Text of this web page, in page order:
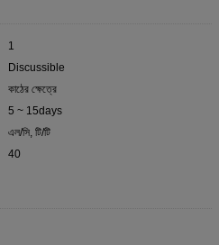
1
Discussible
কাঠের ক্ষেত্রে
5 ~ 15days
এল/সি, টি/টি
40